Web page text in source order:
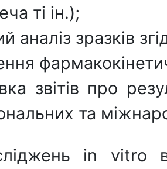
ті ін.);
аналіз зразків
звітів про
та
in vitro в